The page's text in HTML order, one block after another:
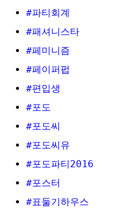
#파티회계
#패셔니스타
#페미니즘
#페이퍼펍
#편입생
#포도
#포도씨
#포도씨유
#포도파티2016
#포스터
#표둘기하우스